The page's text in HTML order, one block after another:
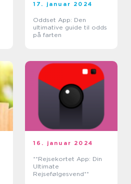
17. januar 2024
Oddset App: Den
ultimative guide til odds
på farten
16. januar 2024
**Rejsekortet App: Din
Ultimate
Rejsefølgesvend**